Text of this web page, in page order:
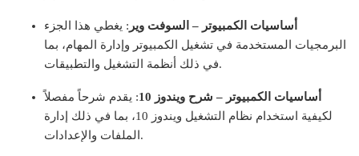
أساسيات الكمبيوتر – السوفت وير : يغطي هذا الجزء
البرمجيات المستخدمة في تشغيل الكمبيوتر وإدارة المهام، بما
في ذلك أنظمة التشغيل والتطبيقات.
أساسيات الكمبيوتر – شرح ويندوز 10
: يقدم شرحاً مفصلاً
لكيفية استخدام نظام التشغيل ويندوز 10، بما في ذلك إدارة
الملفات والإعدادات.